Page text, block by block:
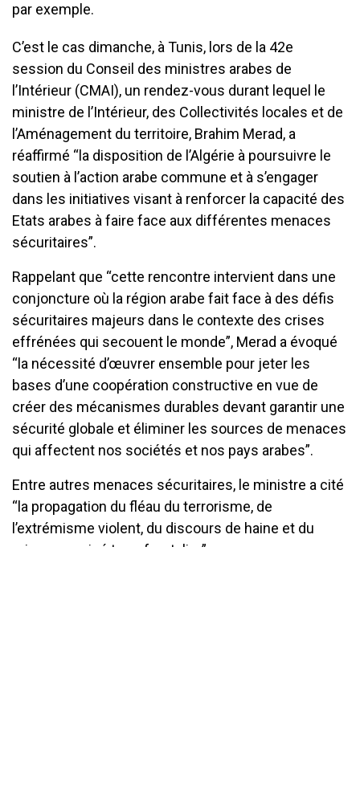
par exemple.
C’est le cas dimanche, à Tunis, lors de la 42e
session du Conseil des ministres arabes de
l’Intérieur (CMAI), un rendez-vous durant lequel le
ministre de l’Intérieur, des Collectivités locales et de
l’Aménagement du territoire, Brahim Merad, a
réaffirmé “la disposition de l’Algérie à poursuivre le
soutien à l’action arabe commune et à s’engager
dans les initiatives visant à renforcer la capacité des
Etats arabes à faire face aux différentes menaces
sécuritaires”.
Rappelant que “cette rencontre intervient dans une
conjoncture où la région arabe fait face à des défis
sécuritaires majeurs dans le contexte des crises
effrénées qui secouent le monde”, Merad a évoqué
“la nécessité d’œuvrer ensemble pour jeter les
bases d’une coopération constructive en vue de
créer des mécanismes durables devant garantir une
sécurité globale et éliminer les sources de menaces
qui affectent nos sociétés et nos pays arabes”.
Entre autres menaces sécuritaires, le ministre a cité
“la propagation du fléau du terrorisme, de
l’extrémisme violent, du discours de haine et du
crime organisé transfrontalier”.